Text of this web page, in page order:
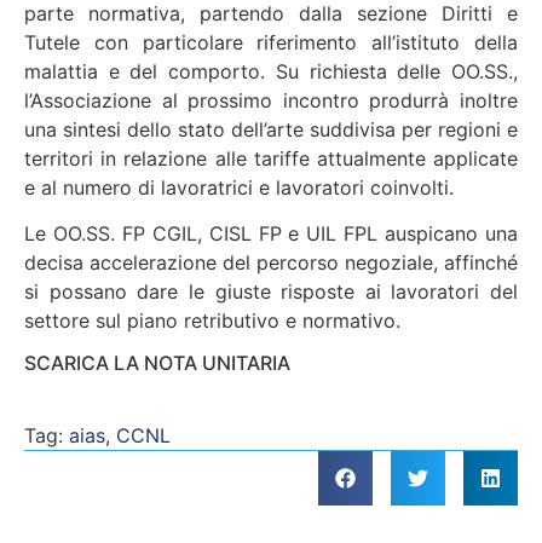
parte normativa, partendo dalla sezione Diritti e
Tutele con particolare riferimento all’istituto della
malattia e del comporto. Su richiesta delle OO.SS.,
l’Associazione al prossimo incontro produrrà inoltre
una sintesi dello stato dell’arte suddivisa per regioni e
territori in relazione alle tariffe attualmente applicate
e al numero di lavoratrici e lavoratori coinvolti.
Le OO.SS. FP CGIL, CISL FP e UIL FPL auspicano una
decisa accelerazione del percorso negoziale, affinché
si possano dare le giuste risposte ai lavoratori del
settore sul piano retributivo e normativo.
SCARICA LA NOTA UNITARIA
Tag: aias, CCNL